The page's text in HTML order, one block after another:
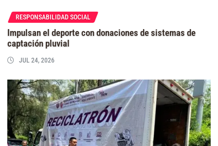
RESPONSABILIDAD SOCIAL
Impulsan el deporte con donaciones de sistemas de
captación pluvial
JUL 24, 2026